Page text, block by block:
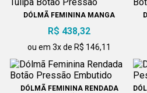
DÓLMÃ FEMININA MANGA
R$ 438,32
ou em 3x de R$ 146,11
DÓLMÃ FEMININA RENDADA